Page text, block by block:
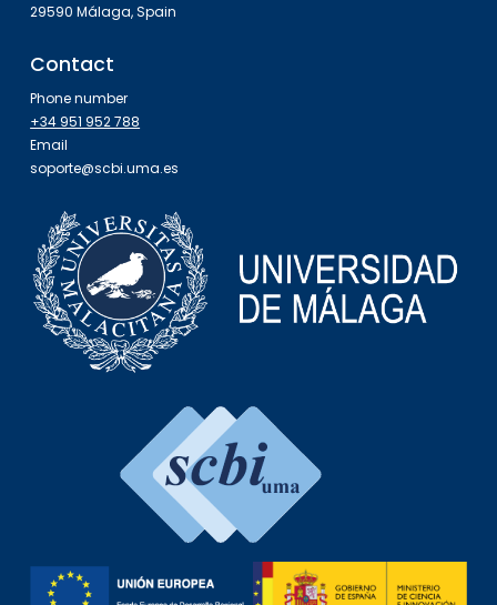
29590 Málaga, Spain
Contact
Phone number
+34 951 952 788
Email
soporte@scbi.uma.es